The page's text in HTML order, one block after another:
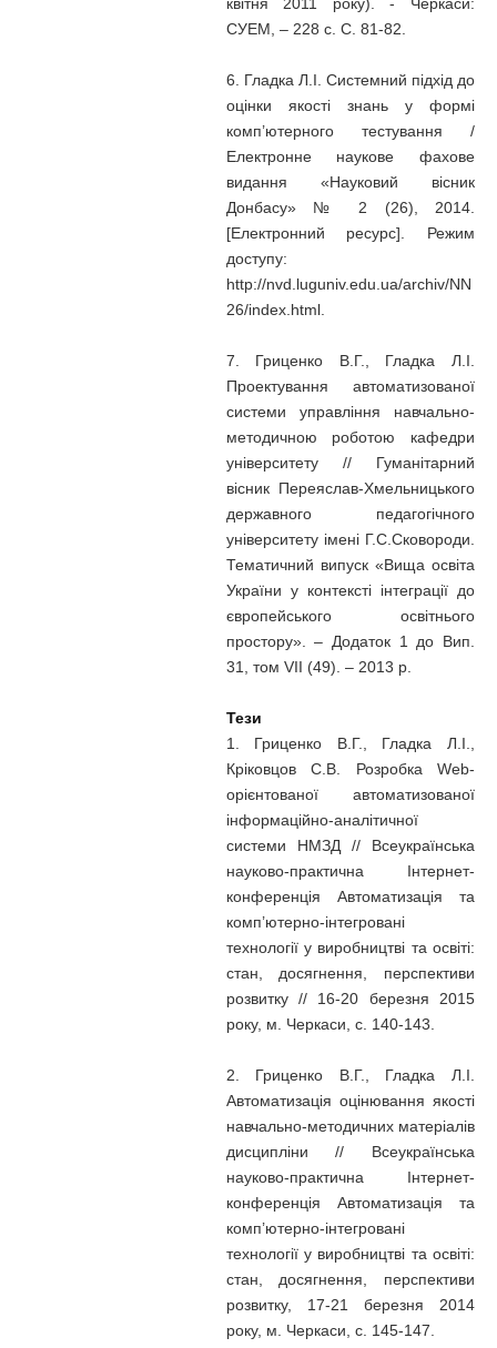
СУЕМ, – 228 с. С. 81-82.
6. Гладка Л.І. Системний підхід до
оцінки якості знань у формі
комп’ютерного тестування /
Електронне наукове фахове
видання «Науковий вісник
Донбасу» № 2 (26), 2014.
[Електронний ресурс]. Режим
доступу:
http://nvd.luguniv.edu.ua/archiv/NN
26/index.html.
7. Гриценко В.Г., Гладка Л.І.
Проектування автоматизованої
системи управління навчально-
методичною роботою кафедри
університету // Гуманітарний
вісник Переяслав-Хмельницького
державного педагогічного
університету імені Г.С.Сковороди.
Тематичний випуск «Вища освіта
України у контексті інтеграції до
європейського освітнього
простору». – Додаток 1 до Вип.
31, том VII (49). – 2013 р.
Тези
1. Гриценко В.Г., Гладка Л.І.,
Кріковцов С.В. Розробка Web-
орієнтованої автоматизованої
інформаційно-аналітичної
системи НМЗД // Всеукраїнська
науково-практична Iнтернет-
конференція Автоматизація та
комп’ютерно-інтегровані
технології у виробництві та освіті:
стан, досягнення, перспективи
розвитку // 16-20 березня 2015
року, м. Черкаси, с. 140-143.
2. Гриценко В.Г., Гладка Л.І.
Автоматизація оцінювання якості
навчально-методичних матеріалів
дисципліни // Всеукраїнська
науково-практична Iнтернет-
конференція Автоматизація та
комп’ютерно-інтегровані
технології у виробництві та освіті:
стан, досягнення, перспективи
розвитку, 17-21 березня 2014
року, м. Черкаси, с. 145-147.